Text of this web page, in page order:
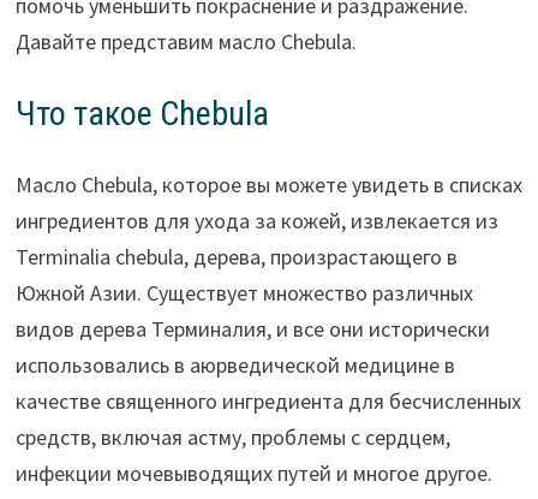
помочь уменьшить покраснение и раздражение.
Давайте представим масло Chebula.
Что такое Chebula
Масло Chebula, которое вы можете увидеть в списках
ингредиентов для ухода за кожей, извлекается из
Terminalia chebula, дерева, произрастающего в
Южной Азии. Существует множество различных
видов дерева Терминалия, и все они исторически
использовались в аюрведической медицине в
качестве священного ингредиента для бесчисленных
средств, включая астму, проблемы с сердцем,
инфекции мочевыводящих путей и многое другое.